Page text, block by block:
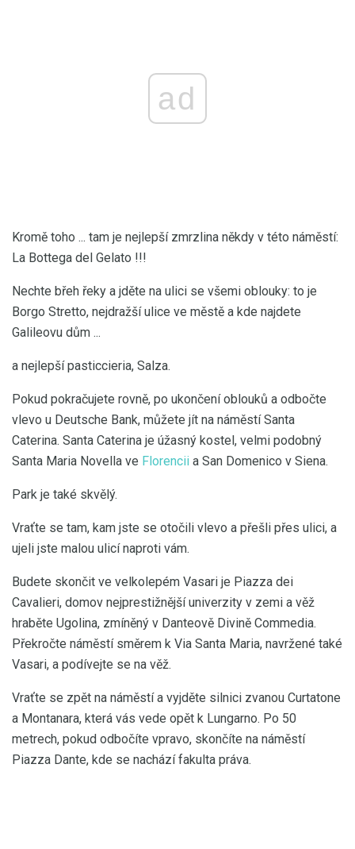
ad
Kromě toho ... tam je nejlepší zmrzlina někdy v této náměstí:
La Bottega del Gelato !!!
Nechte břeh řeky a jděte na ulici se všemi oblouky: to je
Borgo Stretto, nejdražší ulice ve městě a kde najdete
Galileovu dům ...
a nejlepší pasticcieria, Salza.
Pokud pokračujete rovně, po ukončení oblouků a odbočte
vlevo u Deutsche Bank, můžete jít na náměstí Santa
Caterina. Santa Caterina je úžasný kostel, velmi podobný
Santa Maria Novella ve Florencii a San Domenico v Siena.
Park je také skvělý.
Vraťte se tam, kam jste se otočili vlevo a přešli přes ulici, a
ujeli jste malou ulicí naproti vám.
Budete skončit ve velkolepém Vasari je Piazza dei
Cavalieri, domov nejprestižnější univerzity v zemi a věž
hraběte Ugolina, zmíněný v Danteově Divině Commedia.
Překročte náměstí směrem k Via Santa Maria, navržené také
Vasari, a podívejte se na věž.
Vraťte se zpět na náměstí a vyjděte silnici zvanou Curtatone
a Montanara, která vás vede opět k Lungarno. Po 50
metrech, pokud odbočíte vpravo, skončíte na náměstí
Piazza Dante, kde se nachází fakulta práva.